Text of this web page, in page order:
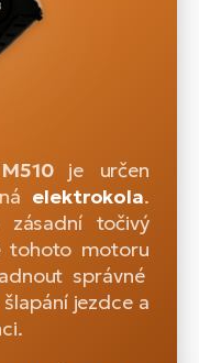
je určen
elektrokola.
točivý
tohoto motoru
správné
jezdce a